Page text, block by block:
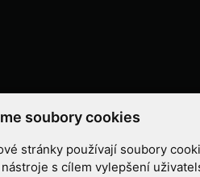
soubory cookies
stránky používají soubory
s cílem vylepšení